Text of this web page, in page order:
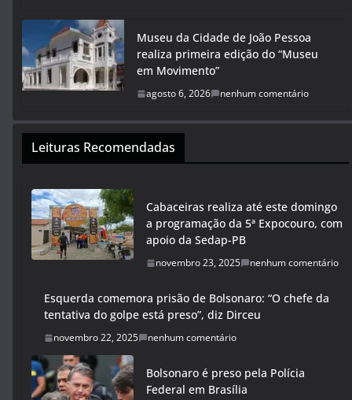
Museu da Cidade de João Pessoa
realiza primeira edição do “Museu
em Movimento”
agosto 6, 2026 nenhum comentário
Leituras Recomendadas
Cabaceiras realiza até este domingo
a programação da 5ª Expocouro, com
apoio da Sedap-PB
novembro 23, 2025 nenhum comentário
Esquerda comemora prisão de Bolsonaro: “O chefe da
tentativa do golpe está preso”, diz Dirceu
novembro 22, 2025 nenhum comentário
Bolsonaro é preso pela Polícia
Federal em Brasília